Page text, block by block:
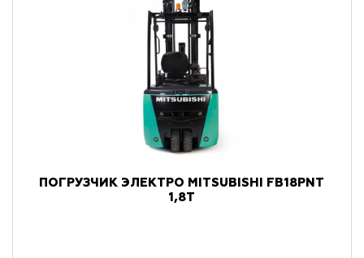
ПОГРУЗЧИК ЭЛЕКТРО MITSUBISHI FB18PNT
1,8Т